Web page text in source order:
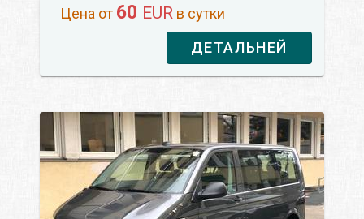
Цена от 60 EUR в сутки
ДЕТАЛЬНЕЙ